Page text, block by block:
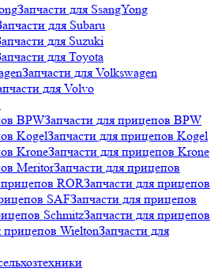
Запчасти для SsangYong
для Subaru
для Suzuki
для Toyota
Запчасти для Volkswagen
для Volvo
Запчасти для прицепов BPW
Запчасти для прицепов Kogel
Запчасти для прицепов Krone
Запчасти для прицепов
Запчасти для прицепов
Запчасти для прицепов
Запчасти для прицепов
Запчасти для